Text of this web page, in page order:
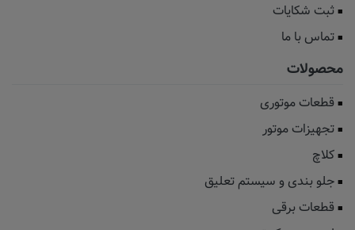
ثبت شکایات
تماس با ما
محصولات
قطعات موتوری
تجهیزات موتور
کلاچ
جلو بندی و سیستم تعلیق
قطعات برقی